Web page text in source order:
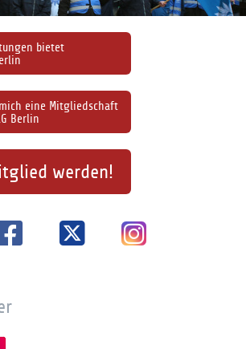
eine Mitgliedschaft
Berlin
bietet
werden!